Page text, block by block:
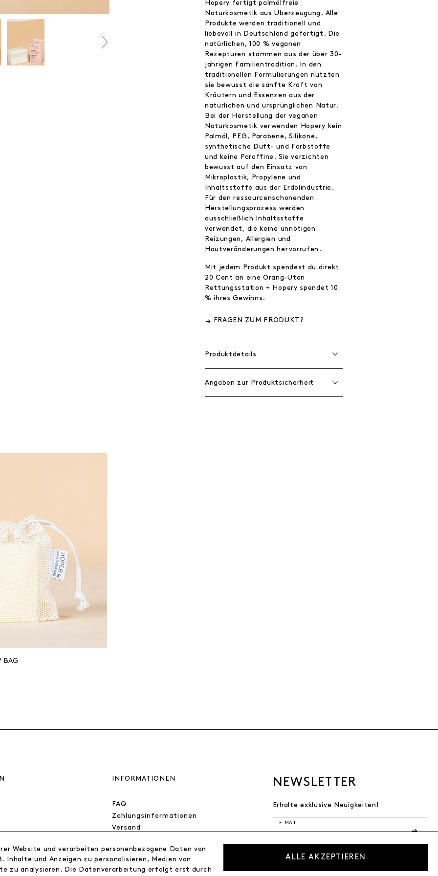
Hopery fertigt palmölfreie
Naturkosmetik aus Überzeugung. Alle
Produkte werden traditionell und
liebevoll in Deutschland gefertigt. Die
natürlichen, 100 % veganen
Rezepturen stammen aus der über 30-
jährigen Familientradition. In den
traditionellen Formulierungen nutzten
sie bewusst die sanfte Kraft von
Kräutern und Essenzen aus der
natürlichen und ursprünglichen Natur.
Bei der Herstellung der veganen
Naturkosmetik verwenden Hopery kein
Palmöl, PEG, Parabene, Silikone,
synthetische Duft- und Farbstoffe
und keine Paraffine. Sie verzichten
bewusst auf den Einsatz von
Mikroplastik, Propylene und
Inhaltsstoffe aus der Erdölindustrie.
Für den ressourcenschonenden
Herstellungsprozess werden
ausschließlich Inhaltsstoffe
verwendet, die keine unnötigen
Reizungen, Allergien und
Hautveränderungen hervorrufen.
Mit jedem Produkt spendest du direkt
20 Cent an eine Orang-Utan
Rettungsstation + Hopery spendet 10
% ihres Gewinns.
FRAGEN ZUM PRODUKT?
Produktdetails
Angaben zur Produktsicherheit
BAG
INFORMATIONEN
FAQ
Zahlungsinformationen
Versand
Widerrufsrecht
Datenschutz
NEWSLETTER
Erhalte exklusive Neuigkeiten!
E-MAIL
Ich bestätige die
Website und verarbeiten personenbezogene Daten von
und Anzeigen zu personalisieren, Medien von
zu analysieren. Die Datenverarbeitung erfolgt erst durch
ALLE AKZEPTIEREN